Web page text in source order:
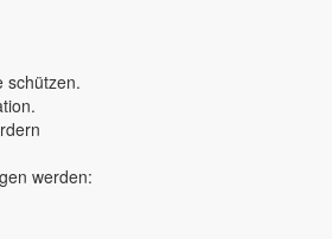
schützen.
werden: